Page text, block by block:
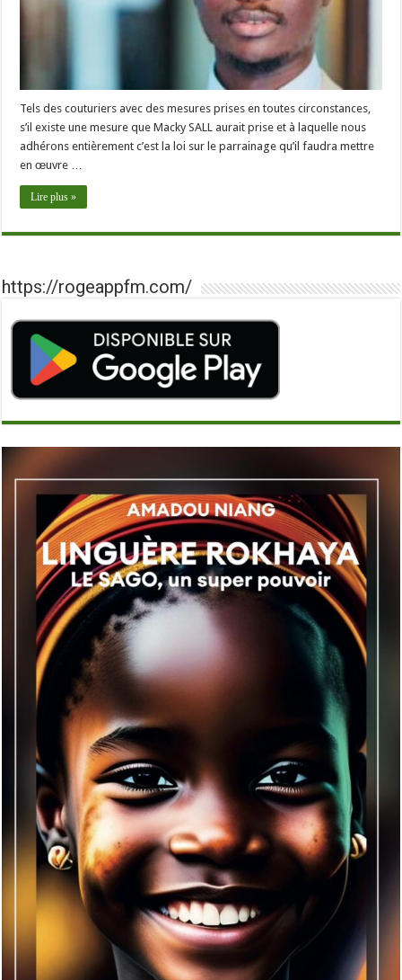
Tels des couturiers avec des mesures prises en toutes circonstances,
s’il existe une mesure que Macky SALL aurait prise et à laquelle nous
adhérons entièrement c’est la loi sur le parrainage qu’il faudra mettre
en œuvre …
Lire plus »
https://rogeappfm.com/